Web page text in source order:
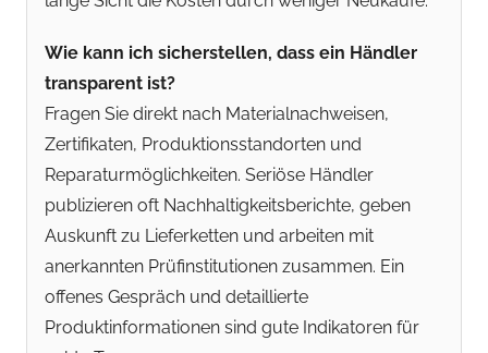
Wie kann ich sicherstellen, dass ein Händler
transparent ist?
Fragen Sie direkt nach Materialnachweisen,
Zertifikaten, Produktionsstandorten und
Reparaturmöglichkeiten. Seriöse Händler
publizieren oft Nachhaltigkeitsberichte, geben
Auskunft zu Lieferketten und arbeiten mit
anerkannten Prüfinstitutionen zusammen. Ein
offenes Gespräch und detaillierte
Produktinformationen sind gute Indikatoren für